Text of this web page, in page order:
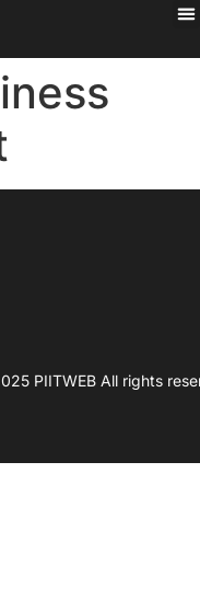
PIITWEB All rights